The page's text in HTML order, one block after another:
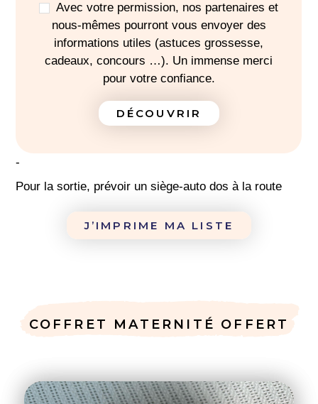
Avec votre permission, nos partenaires et
nous-mêmes pourront vous envoyer des
informations utiles (astuces grossesse,
cadeaux, concours …). Un immense merci
pour votre confiance.
DÉCOUVRIR
Serviette de bain
turbulette
-
Pour la sortie, prévoir un siège-auto dos à la route
J’IMPRIME MA LISTE
COFFRET MATERNITÉ OFFERT